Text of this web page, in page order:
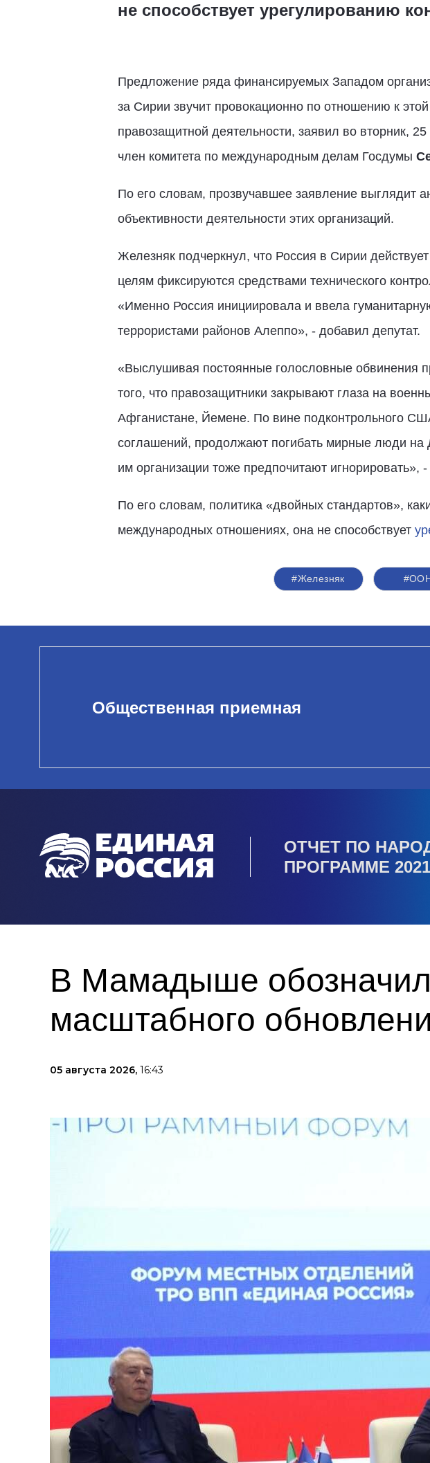
не способствует урегулированию
Предложение ряда финансируемых Западом
за Сирии звучит провокационно по отношению к
правозащитной деятельности, заявил во вторник,
член комитета по международным делам Госдумы
По его словам, прозвучавшее заявление выглядит
объективности деятельности этих организаций.
Железняк подчеркнул, что Россия в Сирии
целям фиксируются средствами технического
«Именно Россия инициировала и ввела
террористами районов Алеппо», - добавил депутат.
«Выслушивая постоянные голословные обвинения
того, что правозащитники закрывают глаза на
Афганистане, Йемене. По вине подконтрольного
соглашений, продолжают погибать мирные люди на
им организации тоже предпочитают игнорировать»,
По его словам, политика «двойных стандартов»,
международных отношениях, она не способствует
#Железняк
Общественная приемная
ОТЧЕТ ПО
ПРОГРАММЕ
В Мамадыше
масштабного
05 августа 2026, 16:43